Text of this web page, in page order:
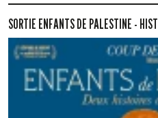
SORTIE ENFANTS DE PALESTINE -